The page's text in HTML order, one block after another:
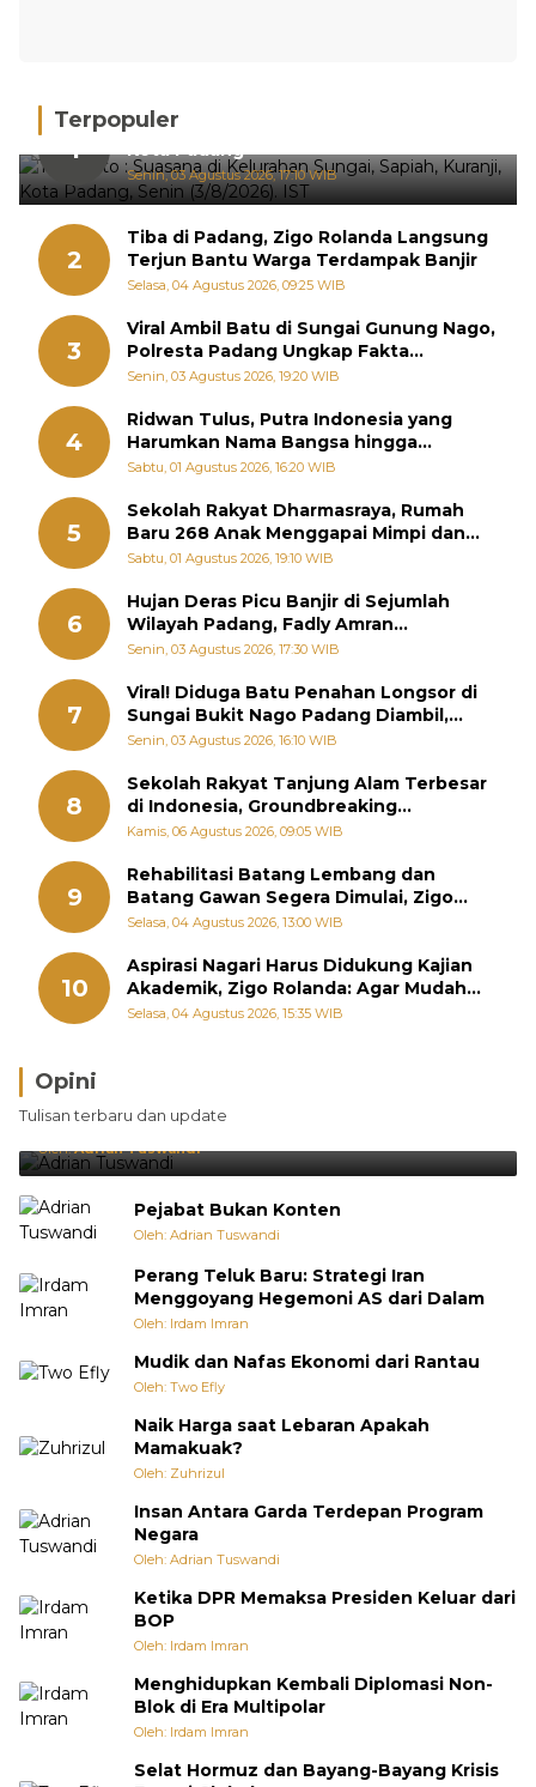
Terpopuler
1
Hujan Deras, 15 Titik Banjir Terdeteksi di
Kota Padang
Senin, 03 Agustus 2026, 17:10 WIB
2
Tiba di Padang, Zigo Rolanda Langsung
Terjun Bantu Warga Terdampak Banjir
Selasa, 04 Agustus 2026, 09:25 WIB
3
Viral Ambil Batu di Sungai Gunung Nago,
Polresta Padang Ungkap Fakta
Sebenarnya
Senin, 03 Agustus 2026, 19:20 WIB
4
Ridwan Tulus, Putra Indonesia yang
Harumkan Nama Bangsa hingga
Diabadikan dalam Buku Jepang
Sabtu, 01 Agustus 2026, 16:20 WIB
5
Sekolah Rakyat Dharmasraya, Rumah
Baru 268 Anak Menggapai Mimpi dan
Memutus Rantai Kemiskinan
Sabtu, 01 Agustus 2026, 19:10 WIB
6
Hujan Deras Picu Banjir di Sejumlah
Wilayah Padang, Fadly Amran
Perintahkan OPD Siaga
Senin, 03 Agustus 2026, 17:30 WIB
7
Viral! Diduga Batu Penahan Longsor di
Sungai Bukit Nago Padang Diambil,
Warga Khawatir Bencana Terulang
Senin, 03 Agustus 2026, 16:10 WIB
8
Sekolah Rakyat Tanjung Alam Terbesar
di Indonesia, Groundbreaking
September
Kamis, 06 Agustus 2026, 09:05 WIB
9
Rehabilitasi Batang Lembang dan
Batang Gawan Segera Dimulai, Zigo
Rolanda Pastikan Proyek Berjalan
Selasa, 04 Agustus 2026, 13:00 WIB
10
Aspirasi Nagari Harus Didukung Kajian
Akademik, Zigo Rolanda: Agar Mudah
Diperjuangkan di Kementerian
Selasa, 04 Agustus 2026, 15:35 WIB
Opini
Tulisan terbaru dan update
Brasil Lebih Diunggulkan, tetapi Jepang Selalu
Punya Cara Membuat Kejutan
Oleh:Adrian Tuswandi
Pejabat Bukan Konten
Oleh: Adrian Tuswandi
Perang Teluk Baru: Strategi Iran
Menggoyang Hegemoni AS dari Dalam
Oleh: Irdam Imran
Mudik dan Nafas Ekonomi dari Rantau
Oleh: Two Efly
Naik Harga saat Lebaran Apakah
Mamakuak?
Oleh: Zuhrizul
Insan Antara Garda Terdepan Program
Negara
Oleh: Adrian Tuswandi
Ketika DPR Memaksa Presiden Keluar dari
BOP
Oleh: Irdam Imran
Menghidupkan Kembali Diplomasi Non-
Blok di Era Multipolar
Oleh: Irdam Imran
Selat Hormuz dan Bayang-Bayang Krisis